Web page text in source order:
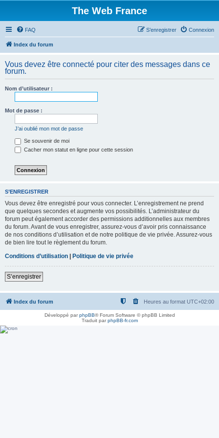
The Web France
FAQ Connexion
S’enregistrer
Index du forum
Vous devez être connecté pour citer des messages dans ce
forum.
Nom d’utilisateur :
Mot de passe :
J’ai oublié mon mot de passe
Se souvenir de moi
Cacher mon statut en ligne pour cette session
S’ENREGISTRER
Vous devez être enregistré pour vous connecter. L’enregistrement ne prend
que quelques secondes et augmente vos possibilités. L’administrateur du
forum peut également accorder des permissions additionnelles aux membres
du forum. Avant de vous enregistrer, assurez-vous d’avoir pris connaissance
de nos conditions d’utilisation et de notre politique de vie privée. Assurez-vous
de bien lire tout le règlement du forum.
Conditions d’utilisation | Politique de vie privée
S’enregistrer
Index du forum Heures au format UTC+02:00
Développé parphpBB® Forum Software © phpBB Limited
Traduit parphpBB-fr.com